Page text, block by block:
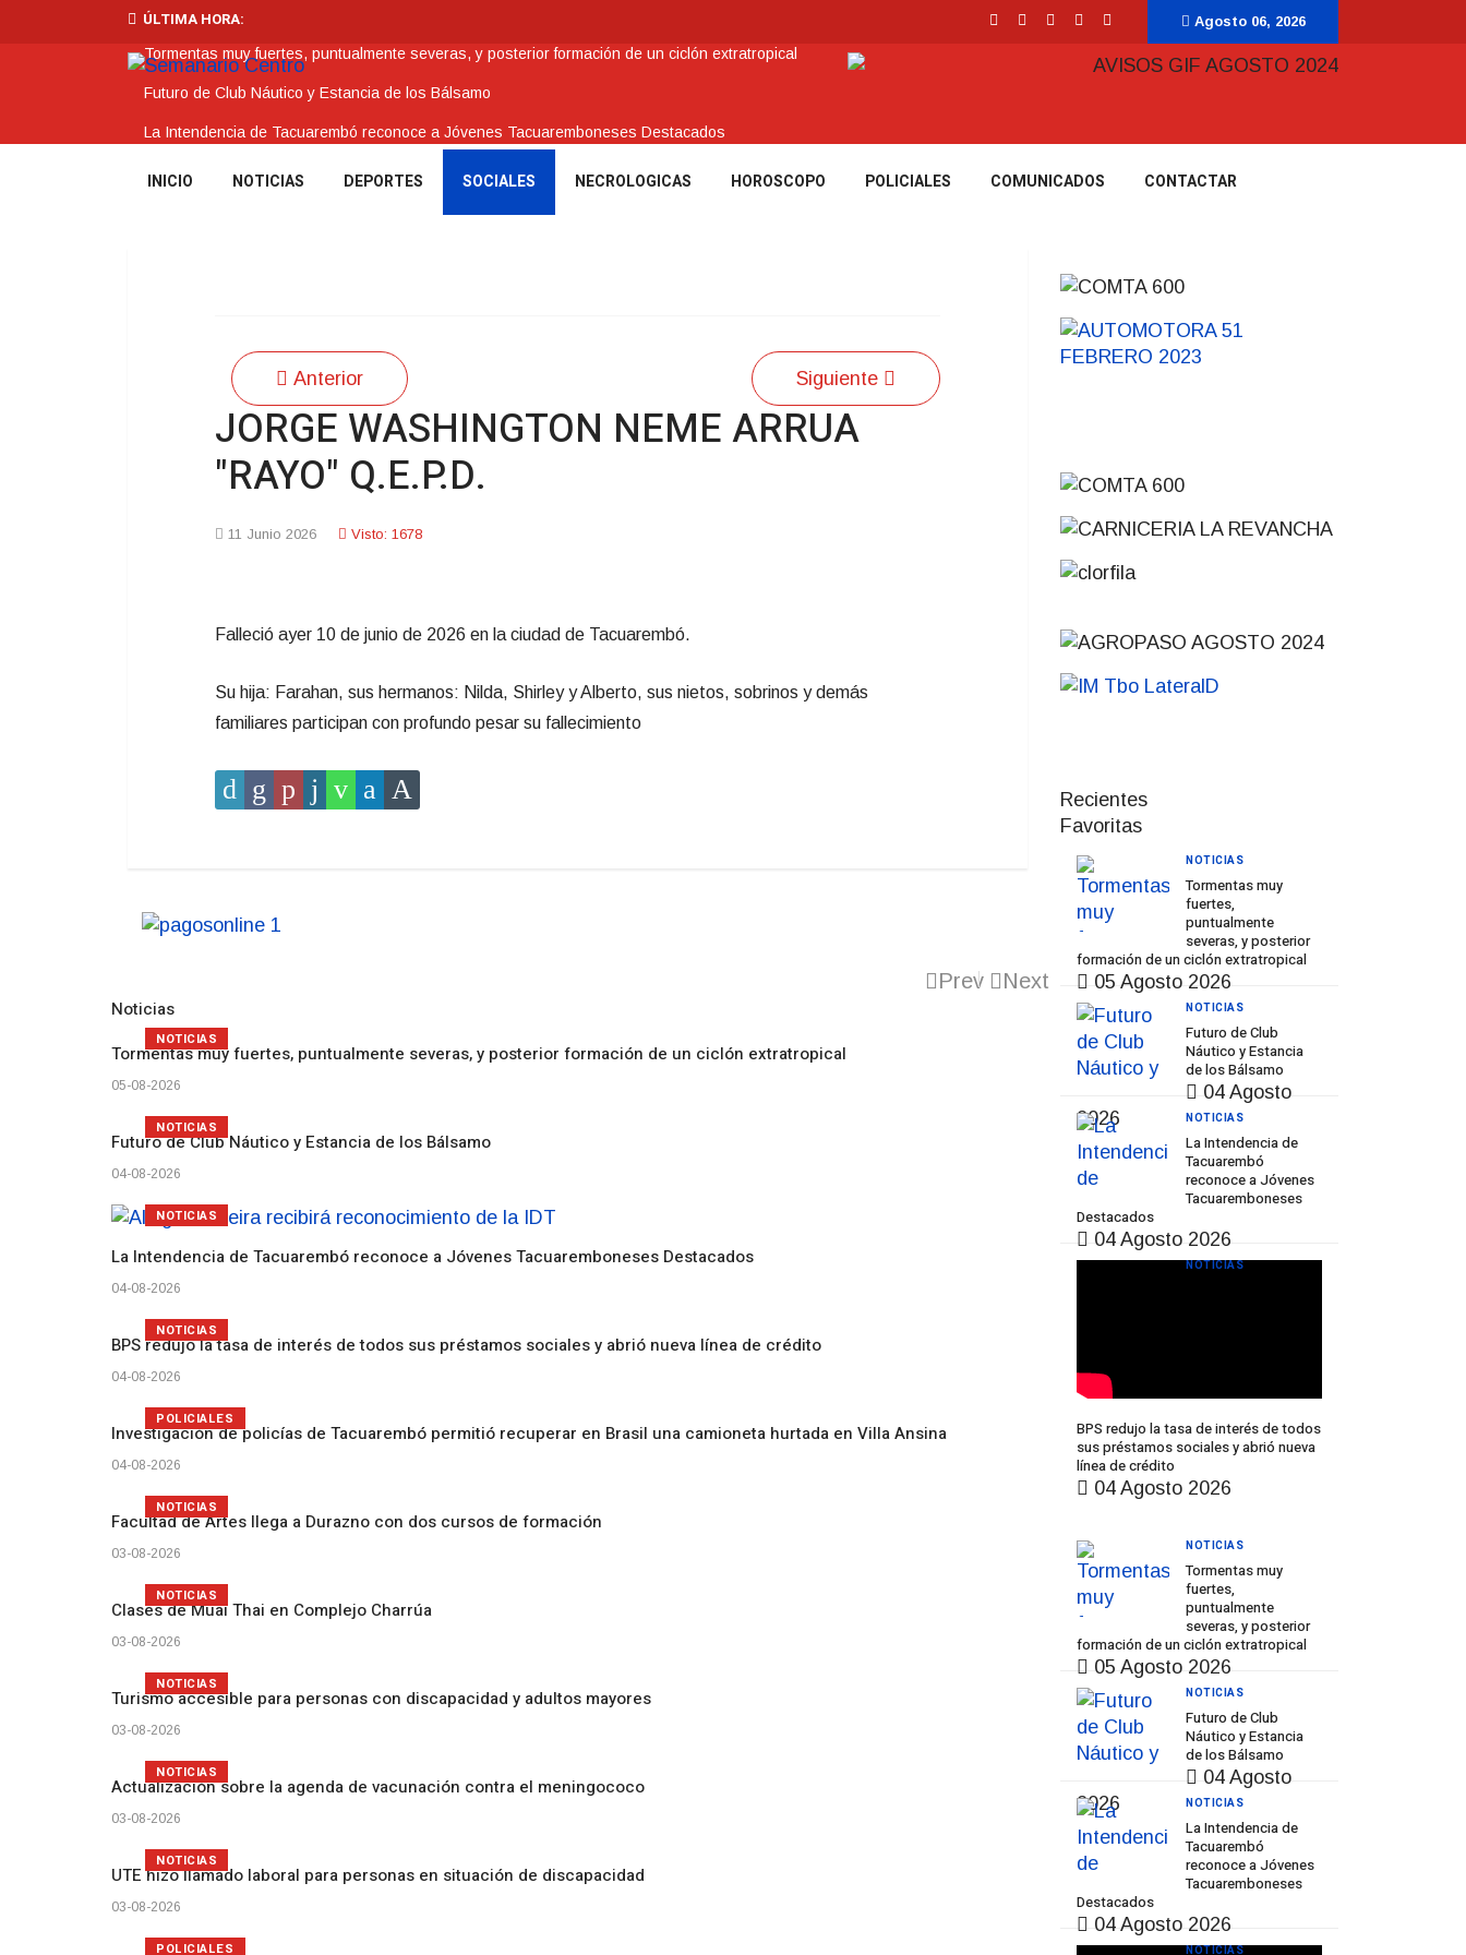
ÚLTIMA HORA:
Tormentas muy fuertes, puntualmente severas, y posterior formación de un ciclón extratropical
Futuro de Club Náutico y Estancia de los Bálsamo
La Intendencia de Tacuarembó reconoce a Jóvenes Tacuaremboneses Destacados
BPS redujo la tasa de interés de todos sus préstamos sociales y abrió nueva línea de crédito
Agosto 06, 2026
INICIO NOTICIAS DEPORTES SOCIALES NECROLOGICAS HOROSCOPO POLICIALES COMUNICADOS CONTACTAR
Anterior Siguiente
JORGE WASHINGTON NEME ARRUA
"RAYO" Q.E.P.D.
11 Junio 2026 Visto: 1678
Falleció ayer 10 de junio de 2026 en la ciudad de Tacuarembó.
Su hija: Farahan, sus hermanos: Nilda, Shirley y Alberto, sus nietos, sobrinos y demás
familiares participan con profundo pesar su fallecimiento
Noticias
Prev Next
Tormentas muy fuertes, puntualmente severas, y posterior formación de un ciclón extratropical
05-08-2026
NOTICIAS
Futuro de Club Náutico y Estancia de los Bálsamo
04-08-2026
NOTICIAS
La Intendencia de Tacuarembó reconoce a Jóvenes Tacuaremboneses Destacados
04-08-2026
NOTICIAS
BPS redujo la tasa de interés de todos sus préstamos sociales y abrió nueva línea de crédito
04-08-2026
NOTICIAS
Investigación de policías de Tacuarembó permitió recuperar en Brasil una camioneta hurtada en Villa Ansina
04-08-2026
POLICIALES
Facultad de Artes llega a Durazno con dos cursos de formación
03-08-2026
NOTICIAS
Clases de Muai Thai en Complejo Charrúa
03-08-2026
NOTICIAS
Turismo accesible para personas con discapacidad y adultos mayores
03-08-2026
NOTICIAS
Actualización sobre la agenda de vacunación contra el meningococo
03-08-2026
NOTICIAS
UTE hizo llamado laboral para personas en situación de discapacidad
03-08-2026
NOTICIAS
POLICIALES
Recientes
Favoritas
Tormentas muy
fuertes,
puntualmente
severas, y posterior
formación de un ciclón extratropical
05 Agosto 2026
NOTICIAS
Futuro de Club
Náutico y Estancia
de los Bálsamo
04 Agosto
2026
NOTICIAS
La Intendencia de
Tacuarembó
reconoce a Jóvenes
Tacuaremboneses
Destacados
04 Agosto 2026
NOTICIAS
BPS redujo la tasa de interés de todos
sus préstamos sociales y abrió nueva
línea de crédito
04 Agosto 2026
NOTICIAS
Tormentas muy
fuertes,
puntualmente
severas, y posterior
formación de un ciclón extratropical
05 Agosto 2026
NOTICIAS
Futuro de Club
Náutico y Estancia
de los Bálsamo
04 Agosto
2026
NOTICIAS
La Intendencia de
Tacuarembó
reconoce a Jóvenes
Tacuaremboneses
Destacados
04 Agosto 2026
NOTICIAS
NOTICIAS